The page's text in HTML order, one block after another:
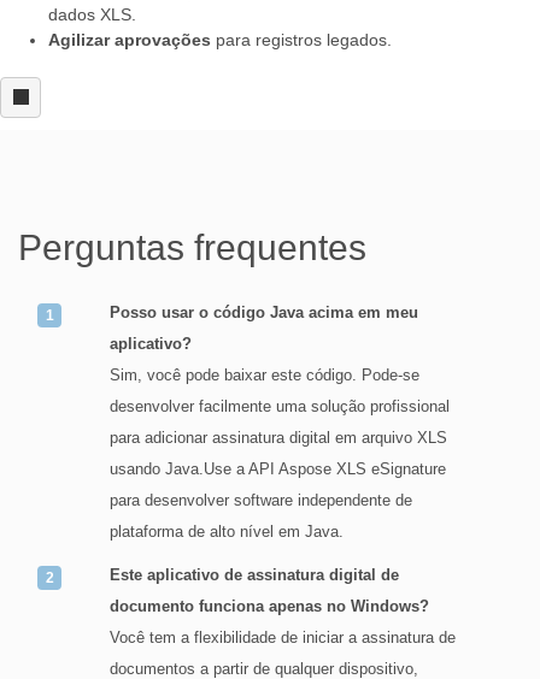
dados XLS.
Agilizar aprovações para registros legados.
Perguntas frequentes
Posso usar o código Java acima em meu
aplicativo?
Sim, você pode baixar este código. Pode-se
desenvolver facilmente uma solução profissional
para adicionar assinatura digital em arquivo XLS
usando Java.Use a API Aspose XLS eSignature
para desenvolver software independente de
plataforma de alto nível em Java.
Este aplicativo de assinatura digital de
documento funciona apenas no Windows?
Você tem a flexibilidade de iniciar a assinatura de
documentos a partir de qualquer dispositivo,